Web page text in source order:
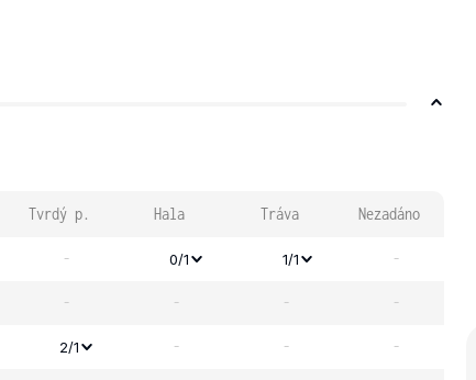
Tvrdý p. Hala Tráva Nezadáno
- 0/1 1/1 -
- - - -
2/1 - - -